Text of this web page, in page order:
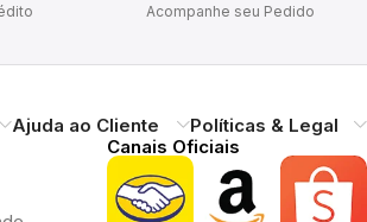
Acompanhe seu Pedido
Ajuda ao Cliente Políticas & Legal
Canais Oficiais